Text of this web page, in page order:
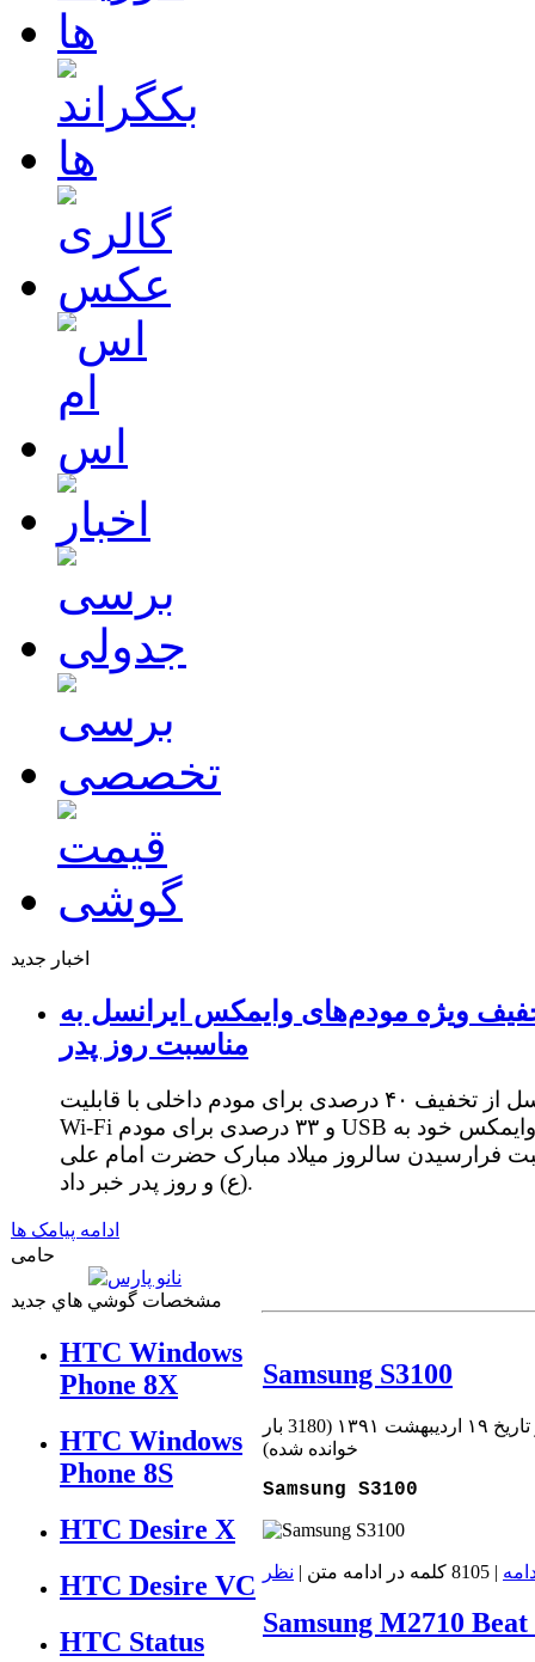
اخبار جدید
ویژه مودم‌های وایمکس ایرانسل به
مناسبت روز پدر
ایرانسل از تخفیف ۴۰ درصدی برای مودم داخلی با قابلیت
Wi-Fi و ۳۳ درصدی برای مودم USB وایمکس خود به
فرارسیدن سالروز میلاد مبارک حضرت امام علی
(ع) و روز پدر خبر داد.
ادامه پیامک ها
حامی
مشخصات گوشي هاي جديد
HTC Windows
Phone 8X
HTC Windows
Phone 8S
HTC Desire X
HTC Desire VC
HTC Status
Samsung S3100
اردیبهشت ۱۳۹۱ (
3180 بار
خوانده شده)
Samsung S3100
| 8105 کلمه در ادامه متن | نظر
Samsung M2710